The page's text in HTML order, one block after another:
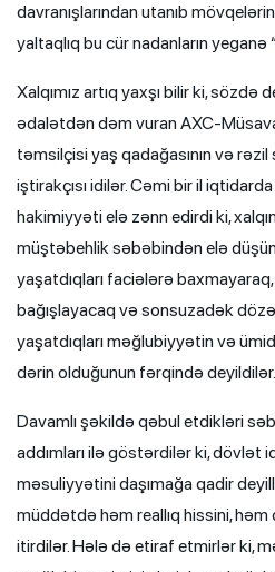
davranışlarından utanıb
yaltaqlıq bu cür nadanların yeganə
Xalqımız artıq yaxşı bilir ki,
ədalətdən dəm vuran AXC-
təmsilçisi yaş qadağasının və rəzil
iştirakçısı idilər. Cəmi bir il
hakimiyyəti elə zənn edirdi ki,
müştəbehlik səbəbindən elə
yaşatdıqları faciələrə baxmayaraq,
bağışlayacaq və sonsuzadək
yaşatdıqları məğlubiyyətin və
dərin olduğunun fərqində deyildilər.
Davamlı şəkildə qəbul etdikləri
addımları ilə göstərdilər ki, dövlət
məsuliyyətini daşımağa qadir
müddətdə həm reallıq hissini, həm
itirdilər. Hələ də etiraf etmirlər ki,